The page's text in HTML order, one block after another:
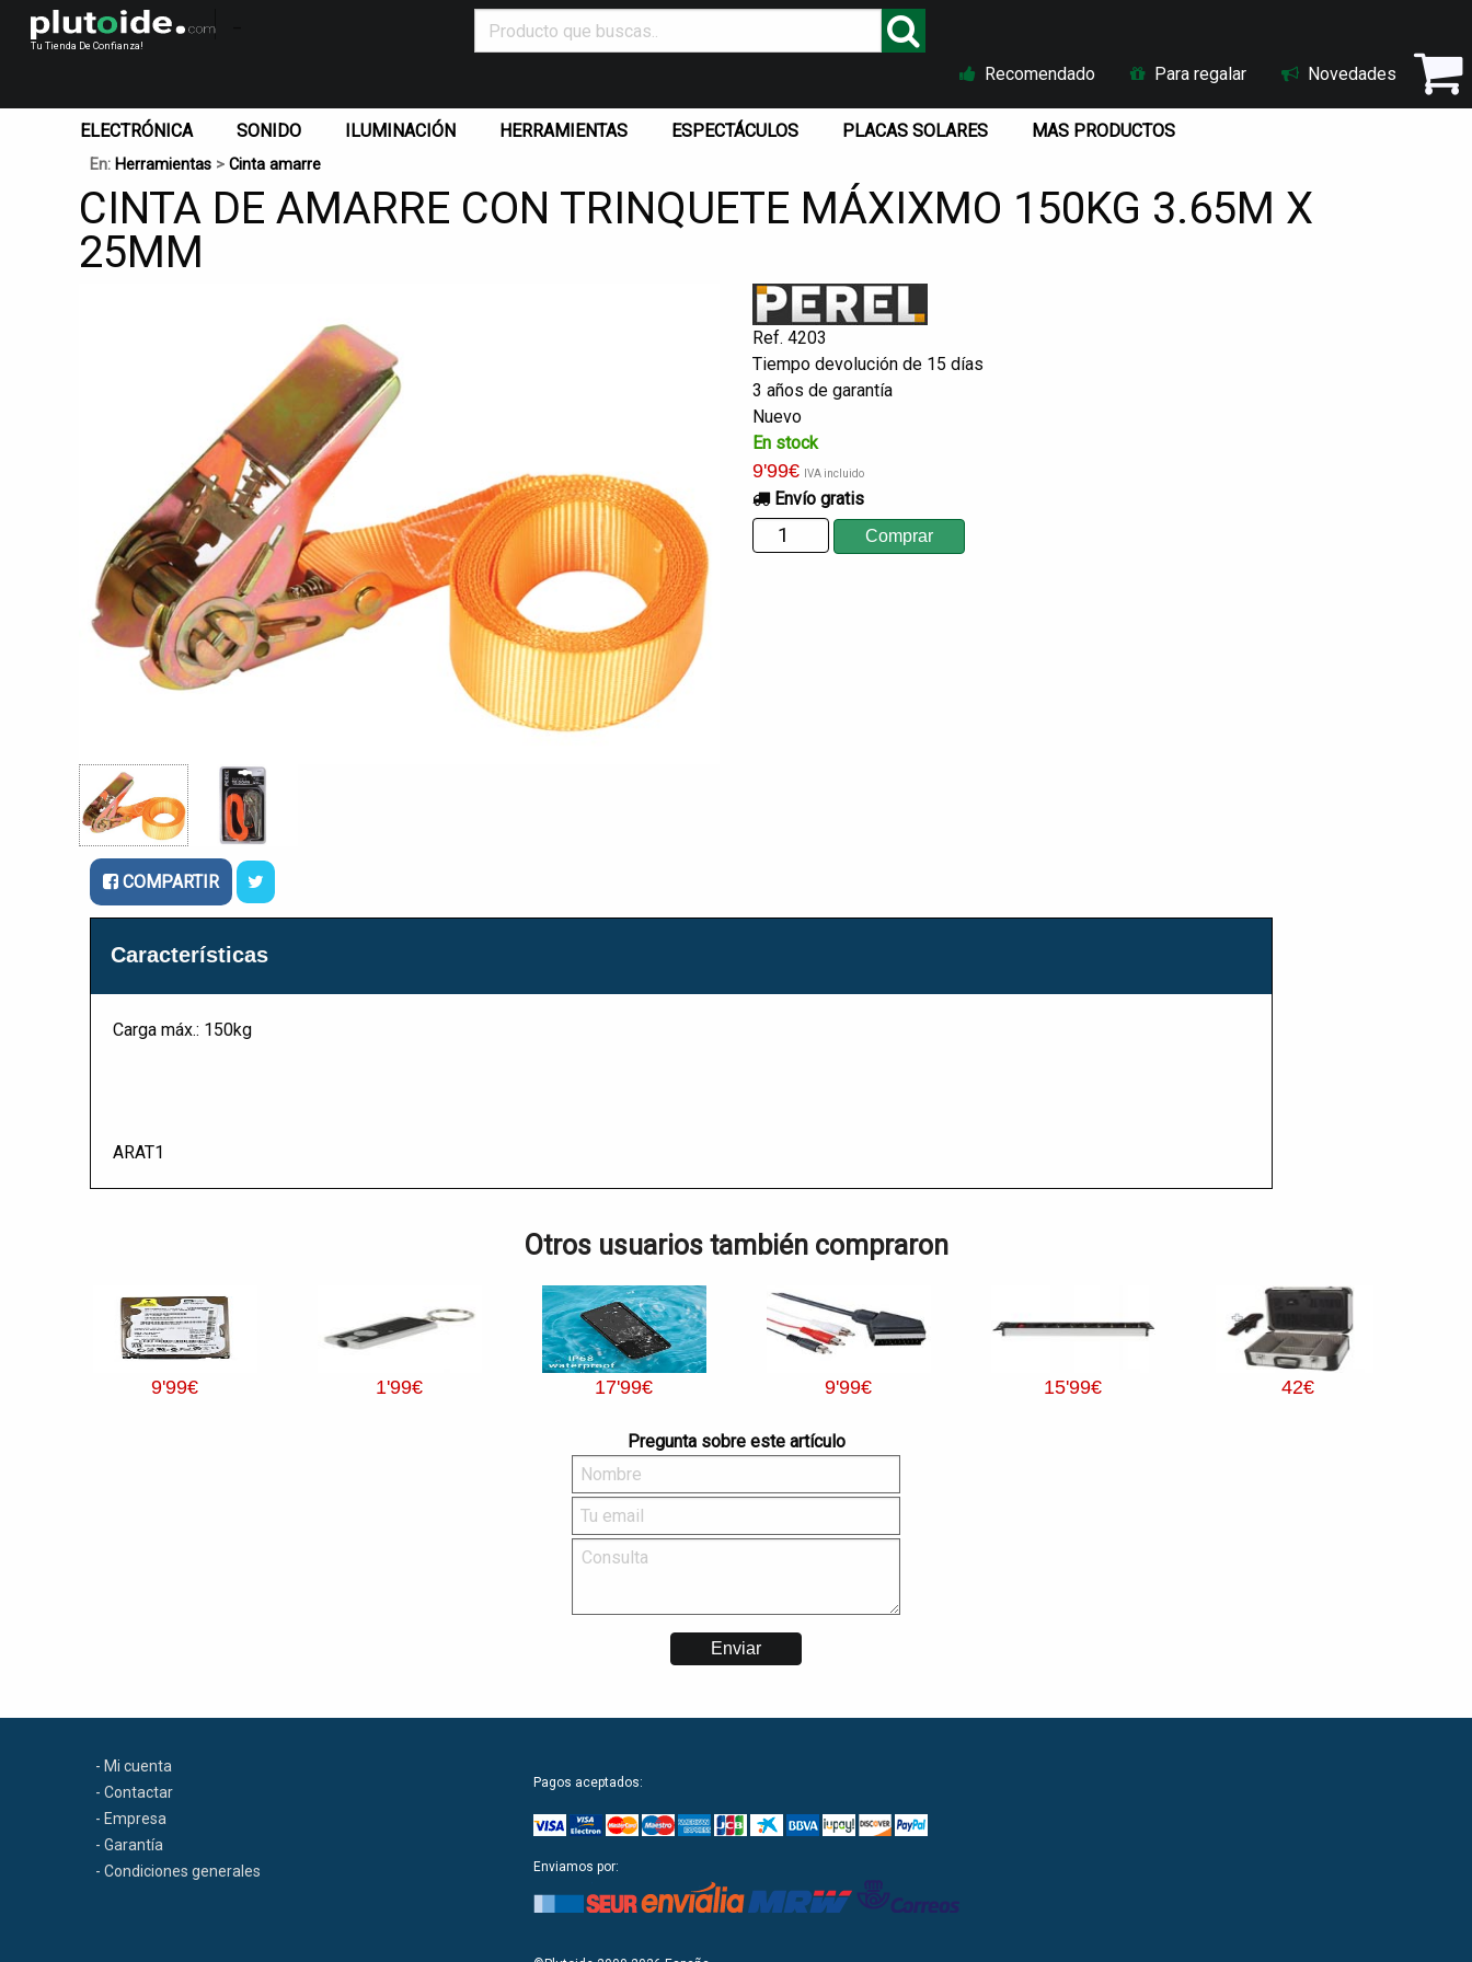
Tu Tienda De Confianza!
Recomendado Para regalar Novedades
ELECTRÓNICA SONIDO ILUMINACIÓN HERRAMIENTAS ESPECTÁCULOS PLACAS SOLARES MAS PRODUCTOS
En: Herramientas > Cinta amarre
CINTA DE AMARRE CON TRINQUETE MÁXIXMO 150KG 3.65M X
25MM
Ref. 4203
Tiempo devolución de 15 días
3 años de garantía
Nuevo
En stock
9'99€ IVA incluido
Envío gratis
COMPARTIR
Características
Carga máx.: 150kg
ARAT1
Otros usuarios también compraron
9'99€ 1'99€ 17'99€ 9'99€ 15'99€ 42€
Pregunta sobre este artículo
- Mi cuenta
- Contactar
- Empresa
- Garantía
- Condiciones generales
Pagos aceptados:
Enviamos por: